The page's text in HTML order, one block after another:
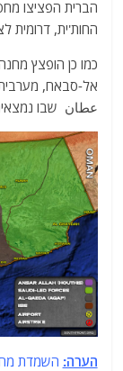
הברית הפציצו
החות'ית, דרומית
כמו כן הופצץ
אל-סבאח,
عطان שבו
הערה: השמדת